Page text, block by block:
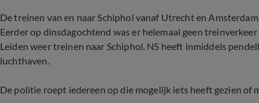
De treinen van en naar Schiphol vanaf Utrecht en
Eerder op dinsdagochtend was er helemaal geen
Leiden weer treinen naar Schiphol. NS heeft inmiddels
luchthaven.
De politie roept iedereen op die mogelijk iets heeft gezien of